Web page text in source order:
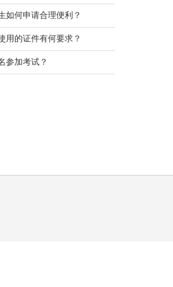
如何申请合理便利？
用的证件有何要求？
参加考试？